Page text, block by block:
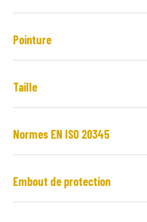
Pointure
Taille
Normes EN ISO 20345
Embout de protection